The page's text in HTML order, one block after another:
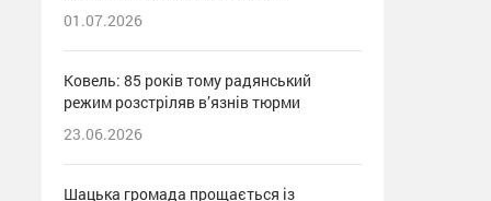
01.07.2026
Ковель: 85 років тому радянський
режим розстріляв в’язнів тюрми
23.06.2026
Шацька громада прощається із